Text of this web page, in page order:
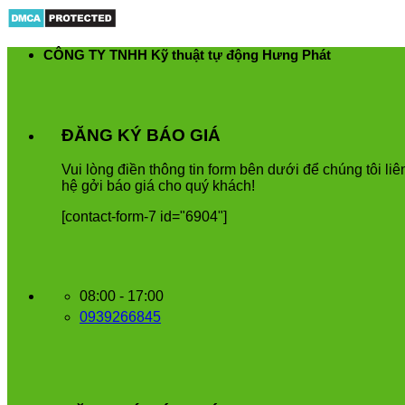
content
CÔNG TY TNHH Kỹ thuật tự động Hưng Phát
ĐĂNG KÝ BÁO GIÁ
Vui òng điền thông tin form bên dưới để chúng tôi liê
hệ gởi báo giá cho quý khách!
[contact-form-7 id="6904"]
08:00 - 17:00
0939266845